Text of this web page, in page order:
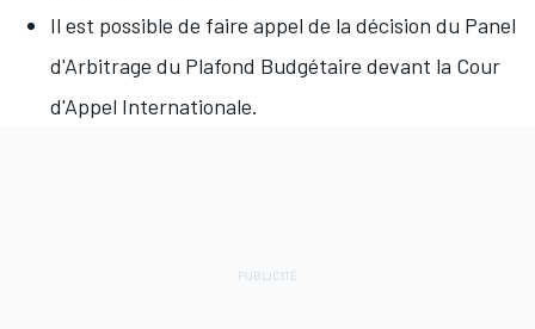
Il est possible de faire appel de la décision du Panel
d'Arbitrage du Plafond Budgétaire devant la Cour
d'Appel Internationale.